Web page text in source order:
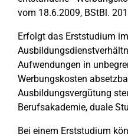
vom 18.6.2009, BStBl.
Erfolgt das Erststudium
Aufwendungen in
Werbungskosten
Ausbildungsvergütung
Berufsakademie, duale
Bei einem Erststudium